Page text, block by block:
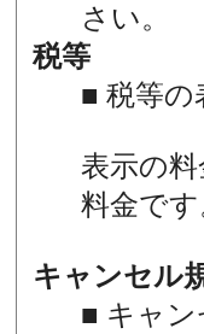
さい。
税等
■ 税等の
表示の
料金です
キャンセル
■ キャン